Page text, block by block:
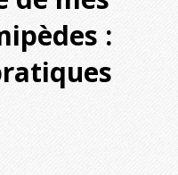
CONTACT
: